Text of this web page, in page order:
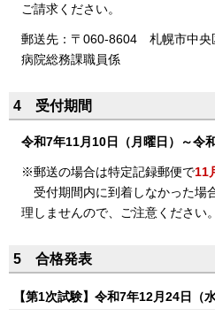
ご請求ください。
郵送先：〒060-8604 札幌市中
病院総務課職員係
4 受付期間
令和7年11月10日（月曜日）～令
※郵送の場合は特定記録郵便で11
受付期間内に到着しなかった場
理しませんので、ご注意ください。
5 合格発表
【第1次試験】令和7年12月24日（